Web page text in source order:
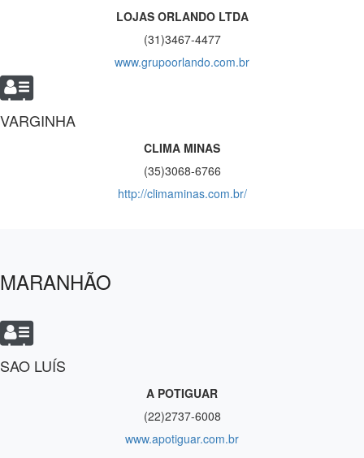
LOJAS ORLANDO LTDA
(31)3467-4477
www.grupoorlando.com.br
VARGINHA
CLIMA MINAS
(35)3068-6766
http://climaminas.com.br/
MARANHÃO
SAO LUÍS
A POTIGUAR
(22)2737-6008
www.apotiguar.com.br